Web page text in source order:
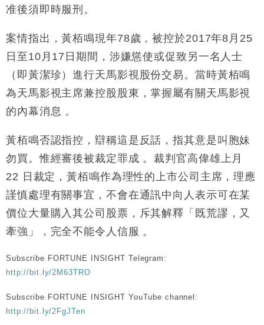
粦接任
15:11
財經｜韓股反覆波動收跌 連挫7周創逾3年最長跌勢
13:44
財經｜內地7月美元計價出口增近24%勝預期 貿易順
差達1125億美元
12:44
財經｜日本春季三度入市撐日圓 4月單日斥6.28萬億
11:12
國際｜特朗普料美伊戰事快結束 承認部分彈藥庫存緊
張
15:59
財經｜SA售股自救後再出手 斥4億美元押注未上市公
司
准後須即時服刑。
案情指出，黃栢鳴現年78歲，被控於2017年8月25
日至10月17日期間，涉嫌慫使或促致另一名人士
（即黃潔珍）進行天馬影視股份交易。當時黃栢鳴
為天馬影視主席兼控股股東，掌握屬有關天馬影視
的內幕消息 。
黃栢鳴否認指控，辯稱這是反話，指其意是叫胞妹
勿買。惟經審後被裁定罪成 。裁判官高偉雄上月
22 日裁定，黃栢鳴作為理性的上市公司主席，理應
謹慎處理有關事宜，不會在通訊中向人表示可在某
價位大量購入其公司股票，斥其解釋「既荒謬，又
牽強」，完全不能令人信服 。
Subscribe FORTUNE INSIGHT Telegram:
http://bit.ly/2M63TRO
Subscribe FORTUNE INSIGHT YouTube channel:
http://bit.ly/2FgJTen